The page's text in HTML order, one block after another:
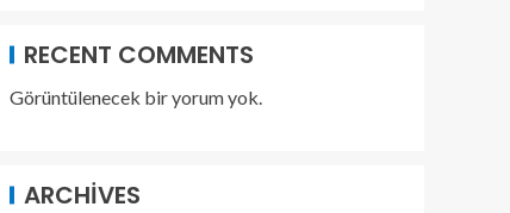
RECENT COMMENTS
Görüntülenecek bir yorum yok.
ARCHIVES